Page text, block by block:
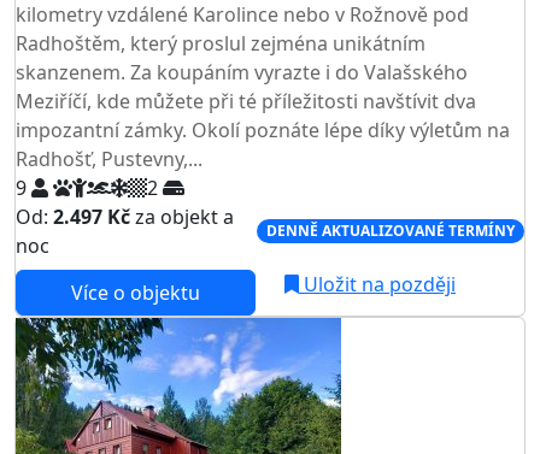
kilometry vzdálené Karolince nebo v Rožnově pod
Radhoštěm, který proslul zejména unikátním
skanzenem. Za koupáním vyrazte i do Valašského
Meziříčí, kde můžete při té příležitosti navštívit dva
impozantní zámky. Okolí poznáte lépe díky výletům na
Radhošť, Pustevny,...
9
2
Od: 2.497 Kčza objekt a
noc
DENNĚ AKTUALIZOVANÉ TERMÍNY
Více o objektu Uložit na později